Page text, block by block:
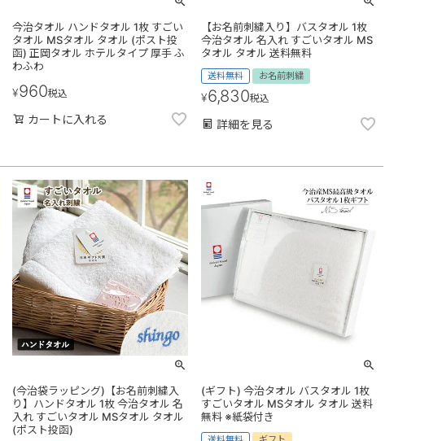
今治タオル ハンドタオル 1枚 すごい
タオル MSタオル タオル (ポスト投
函) 正岡タオル ホテルタイプ 厚手 ふ
わふわ
¥960税込
カートに入れる
【お名前刺繍入り】バスタオル 1枚
今治タオル 名入れ すごいタオル MS
タオル タオル 送料無料
送料無料 お名前刺繍
¥6,830税込
詳細を見る
(今治袋ラッピング)【お名前刺繍入
り】ハンドタオル 1枚 今治タオル 名
入れ すごいタオル MSタオル タオル
(ポスト投函)
(ギフト) 今治タオル バスタオル 1枚
すごいタオル MSタオル タオル 送料
無料 ※紙袋付き